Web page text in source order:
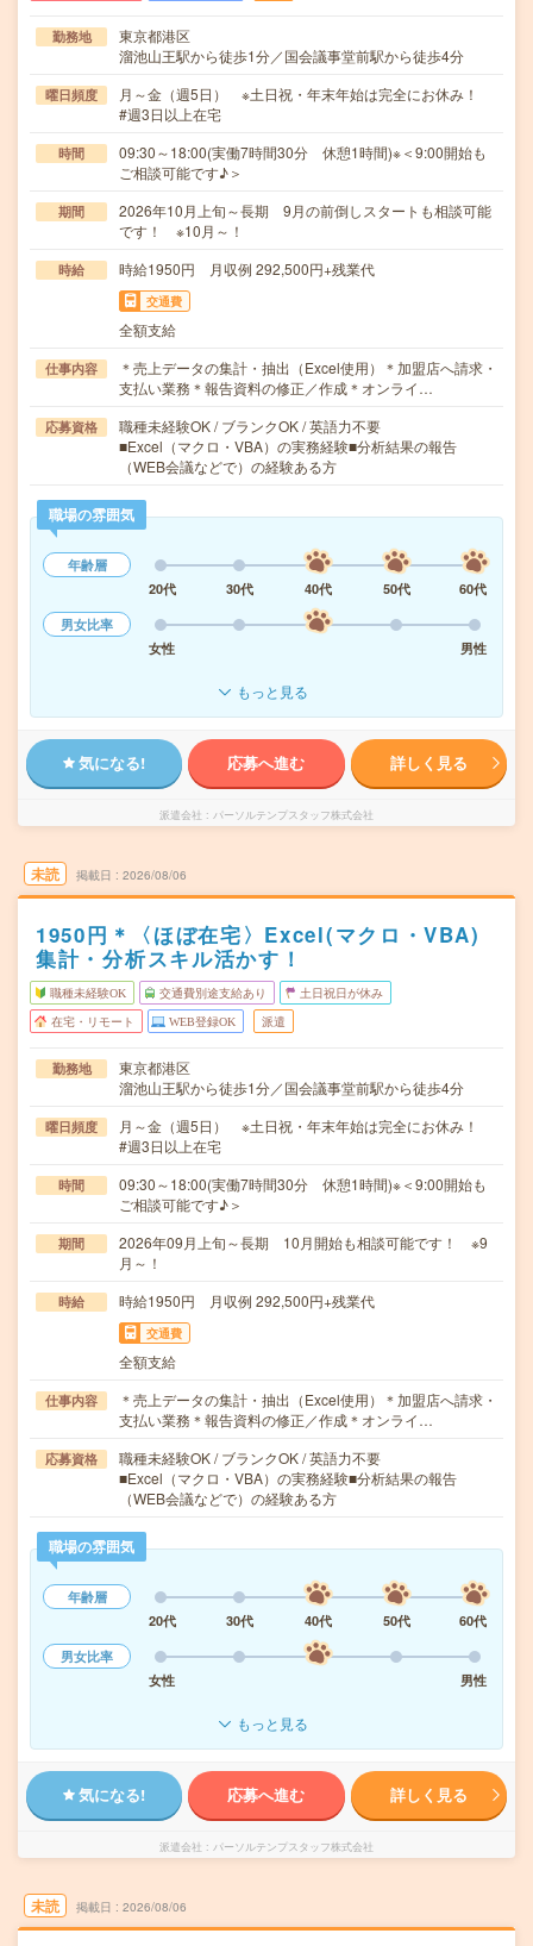
勤務地
東京都港区
溜池山王駅から徒歩1分／国会議事堂前駅から徒歩4分
曜日頻度
月～金（週5日） ※土日祝・年末年始は完全にお休み！
#週3日以上在宅
時間
09:30～18:00(実働7時間30分 休憩1時間)※＜9:00開始も
ご相談可能です♪＞
期間
2026年10月上旬～長期 9月の前倒しスタートも相談可能
です！ ※10月～！
時給 時給1950円 月収例 292,500円+残業代
交通費
全額支給
仕事内容
＊売上データの集計・抽出（Excel使用）＊加盟店へ請求・
支払い業務＊報告資料の修正／作成＊オンライ…
応募資格
職種未経験OK / ブランクOK / 英語力不要
■Excel（マクロ・VBA）の実務経験■分析結果の報告
（WEB会議などで）の経験ある方
職場の雰囲気
年齢層
20代
30代 40代 50代
60代
男女比率
女性
男性
もっと見る
気になる! 応募へ進む 詳しく見る
派遣会社 パーソルテンプスタッフ株式会社
未読 掲載日 2026/08/06
1950円＊〈ほぼ在宅〉Excel(マクロ・VBA)
集計・分析スキル活かす！
職種未経験OK 交通費別途支給あり 土日祝日が休み
在宅・リモート WEB登録OK 派遣
勤務地
東京都港区
溜池山王駅から徒歩1分／国会議事堂前駅から徒歩4分
曜日頻度
月～金（週5日） ※土日祝・年末年始は完全にお休み！
#週3日以上在宅
時間
09:30～18:00(実働7時間30分 休憩1時間)※＜9:00開始も
ご相談可能です♪＞
期間
2026年09月上旬～長期 10月開始も相談可能です！ ※9
月～！
時給 時給1950円 月収例 292,500円+残業代
交通費
全額支給
仕事内容
＊売上データの集計・抽出（Excel使用）＊加盟店へ請求・
支払い業務＊報告資料の修正／作成＊オンライ…
応募資格
職種未経験OK / ブランクOK / 英語力不要
■Excel（マクロ・VBA）の実務経験■分析結果の報告
（WEB会議などで）の経験ある方
職場の雰囲気
年齢層
20代
30代 40代 50代
60代
男女比率
女性
男性
もっと見る
気になる! 応募へ進む 詳しく見る
派遣会社 パーソルテンプスタッフ株式会社
未読 掲載日 2026/08/06